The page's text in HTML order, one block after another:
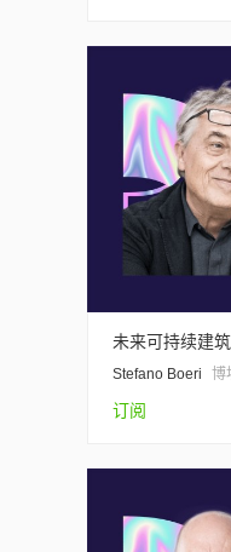
未来可持续建
Stefano Boeri 博
订阅